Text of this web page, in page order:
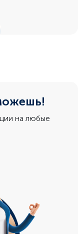
на любые